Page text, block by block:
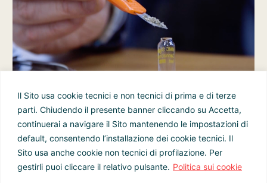
Il Sito usa cookie tecnici e non tecnici di prima e di terze
parti. Chiudendo il presente banner cliccando su Accetta,
continuerai a navigare il Sito mantenendo le impostazioni di
default, consentendo l’installazione dei cookie tecnici. Il
Sito usa anche cookie non tecnici di profilazione. Per
gestirli puoi cliccare il relativo pulsante. Politica sui cookie